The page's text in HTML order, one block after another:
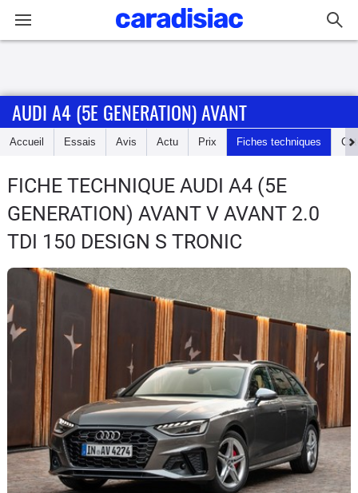
Accueil
Essais
Guide
d'achat
Electriques
Utilitaires
Flottes
Auto
Services
Forum
AUDI A4 (5E GENERATION) AVANT
Accueil Essais Avis Actu Prix Fiches techniques
FICHE TECHNIQUE AUDI A4 (5E
GENERATION) AVANT V AVANT 2.0
TDI 150 DESIGN S TRONIC